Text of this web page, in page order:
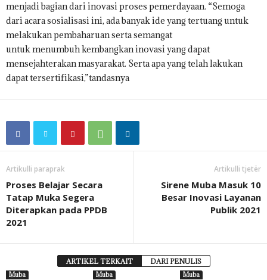
menjadi bagian dari inovasi proses pemerdayaan. “Semoga
dari acara sosialisasi ini, ada banyak ide yang tertuang untuk
melakukan pembaharuan serta semangat
untuk menumbuh kembangkan inovasi yang dapat
mensejahterakan masyarakat. Serta apa yang telah lakukan
dapat tersertifikasi,”tandasnya
Artikulli paraprak
Proses Belajar Secara
Tatap Muka Segera
Diterapkan pada PPDB
2021
Artikulli tjetër
Sirene Muba Masuk 10
Besar Inovasi Layanan
Publik 2021
ARTIKEL TERKAIT DARI PENULIS
Muba Muba Muba